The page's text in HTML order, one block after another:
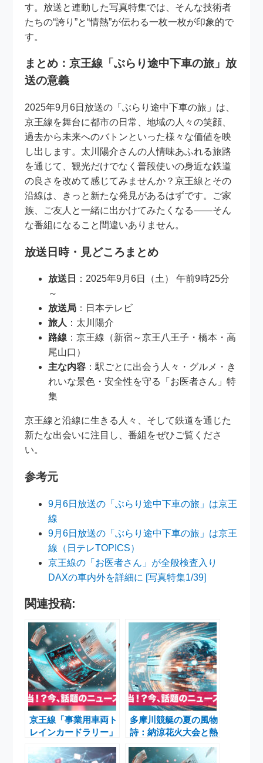
す。放送と連動した写真特集では、そんな技術者
たちの“誇り”と“情熱”が伝わる一枚一枚が印象的で
す。
まとめ：京王線「ぶらり途中下車の旅」放
送の意義
2025年9月6日放送の「ぶらり途中下車の旅」は、
京王線を舞台に都市の日常、地域の人々の笑顔、
過去から未来へのバトンといった様々な価値を映
し出します。太川陽介さんの人情味あふれる旅路
を通じて、観光だけでなく普段使いの身近な鉄道
の良さを改めて感じてみませんか？京王線とその
沿線は、きっと新たな発見があるはずです。ご家
族、ご友人と一緒に出かけてみたくなる――そん
な番組になること間違いありません。
放送日時・見どころまとめ
放送日
：2025年9月6日（土） 午前9時25分
～
放送局 ：日本テレビ
旅人 ：太川陽介
路線 ：京王線（新宿～京王八王子・橋本・高
尾山口）
主な内容 ：駅ごとに出会う人々・グルメ・き
れいな景色・安全性を守る「お医者さん」特
集
京王線と沿線に生きる人々、そして鉄道を通じた
新たな出会いに注目し、番組をぜひご覧くださ
い。
参考元
9月6日放送の「ぶらり途中下車の旅」は京王
線
9月6日放送の「ぶらり途中下車の旅」は京王
線（日テレTOPICS）
京王線の「お医者さん」が全般検査入り
DAXの車内外を詳細に [写真特集1/39]
関連投稿:
京王線「事業用車両ト
レインカードラリー」
魅力を巡る夏のイベン
多摩川競艇の夏の風物
詩：納涼花火大会と熱
報